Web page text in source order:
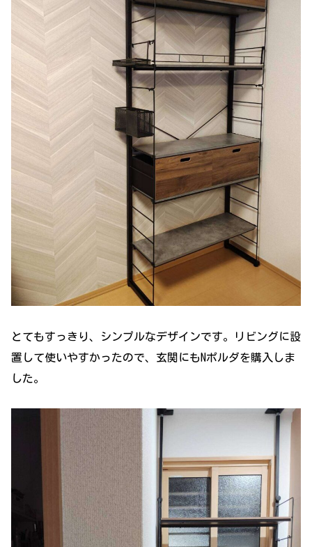
とてもすっきり、シンプルなデザインです。リビングに設
置して使いやすかったので、玄関にもNポルダを購入しま
した。